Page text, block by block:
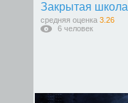
Закрытая школа
средняя оценка 3.26
6 человек